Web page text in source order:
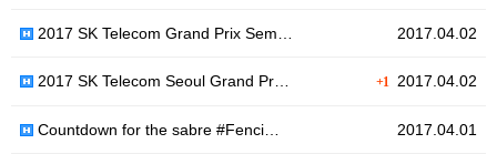
2017.04.02
2017 SK Telecom Grand Prix Sem…
+1 2017.04.02
2017 SK Telecom Seoul Grand Pr…
2017.04.01
Countdown for the sabre #Fenci…